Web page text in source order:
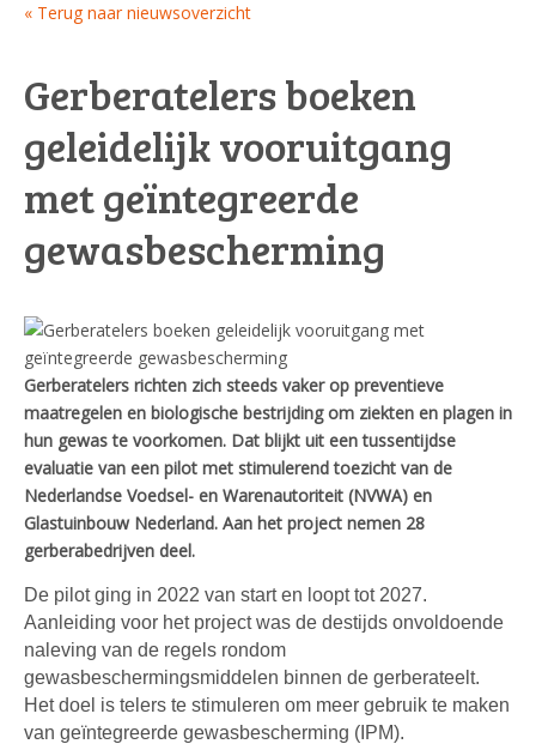
« Terug naar nieuwsoverzicht
Gerberatelers boeken
geleidelijk vooruitgang
met geïntegreerde
gewasbescherming
Gerberatelers richten zich steeds vaker op preventieve
maatregelen en biologische bestrijding om ziekten en plagen in
hun gewas te voorkomen. Dat blijkt uit een tussentijdse
evaluatie van een pilot met stimulerend toezicht van de
Nederlandse Voedsel- en Warenautoriteit (NVWA) en
Glastuinbouw Nederland. Aan het project nemen 28
gerberabedrijven deel.
De pilot ging in 2022 van start en loopt tot 2027.
Aanleiding voor het project was de destijds onvoldoende
naleving van de regels rondom
gewasbeschermingsmiddelen binnen de gerberateelt.
Het doel is telers te stimuleren om meer gebruik te maken
van geïntegreerde gewasbescherming (IPM).